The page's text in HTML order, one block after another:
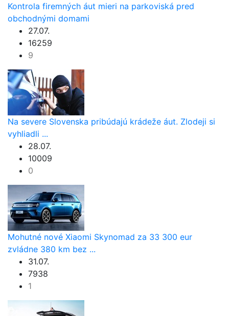
Kontrola firemných áut mieri na parkoviská pred
obchodnými domami
27.07.
16259
9
Na severe Slovenska pribúdajú krádeže áut. Zlodeji si
vyhliadli ...
28.07.
10009
0
Mohutné nové Xiaomi Skynomad za 33 300 eur
zvládne 380 km bez ...
31.07.
7938
1